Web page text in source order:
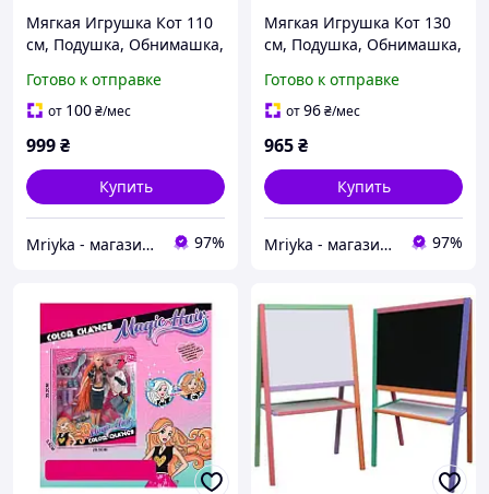
Мягкая Игрушка Кот 110
см, Подушка, Обнимашка,
Готово к отправке
от 100₴/мес
999₴
Купить
Mriyka - магазин товаров для дома и подарков 97%
Мягкая Игрушка Кот 130
см, Подушка, Обнимашка,
Готово к отправке
от96₴/мес
965₴
Купить
Mriyka - магазин товаров для дома и подарков 97%